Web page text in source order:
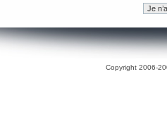
Copyright 2006-